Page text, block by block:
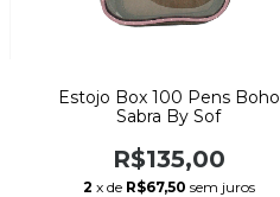
Estojo Box 100 Pens Boho
Sabra By Sof
R$135,00
2 x de R$67,50 sem juros